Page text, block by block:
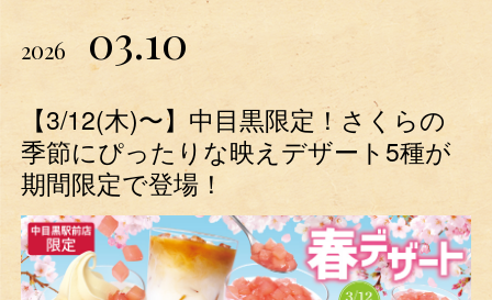
2026 03.10
【3/12(木)〜】中目黒限定！さくらの
季節にぴったりな映えデザート5種が
期間限定で登場！